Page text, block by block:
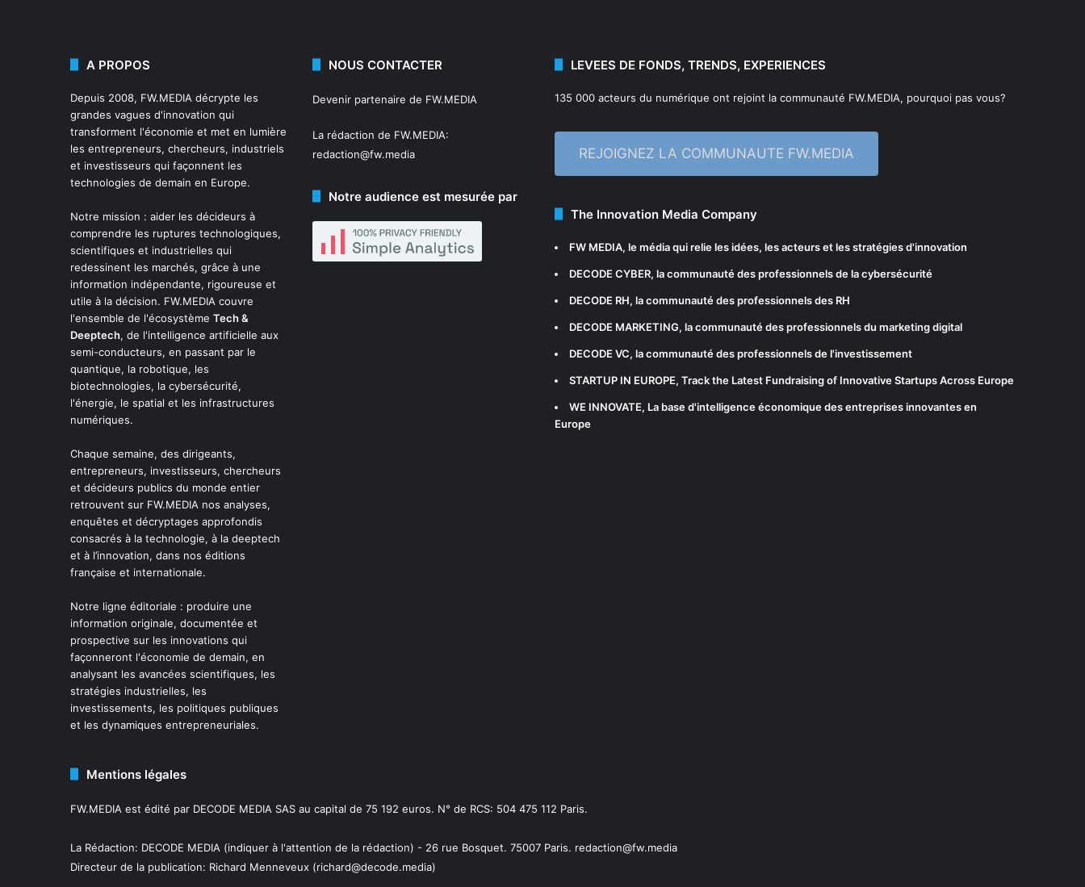
A PROPOS
Depuis 2008, FW.MEDIA décrypte les
grandes vagues d'innovation qui
transforment l'économie et met en lumière
les entrepreneurs, chercheurs, industriels
et investisseurs qui façonnent les
technologies de demain en Europe.
Notre mission : aider les décideurs à
comprendre les ruptures technologiques,
scientifiques et industrielles qui
redessinent les marchés, grâce à une
information indépendante, rigoureuse et
utile à la décision. FW.MEDIA couvre
l'ensemble de l'écosystème Tech &
Deeptech, de l'intelligence artificielle aux
semi-conducteurs, en passant par le
quantique, la robotique, les
biotechnologies, la cybersécurité,
l'énergie, le spatial et les infrastructures
numériques.
Chaque semaine, des dirigeants,
entrepreneurs, investisseurs, chercheurs
et décideurs publics du monde entier
retrouvent sur FW.MEDIA nos analyses,
enquêtes et décryptages approfondis
consacrés à la technologie, à la deeptech
et à l’innovation, dans nos éditions
française et internationale.
Notre ligne éditoriale : produire une
information originale, documentée et
prospective sur les innovations qui
façonneront l'économie de demain, en
analysant les avancées scientifiques, les
stratégies industrielles, les
investissements, les politiques publiques
et les dynamiques entrepreneuriales.
NOUS CONTACTER
Devenir partenaire de FW.MEDIA
La rédaction de FW.MEDIA:
redaction@fw.media
Notre audience est mesurée par
LEVEES DE FONDS, TRENDS, EXPERIENCES
135 000 acteurs du numérique ont rejoint la communauté FW.MEDIA, pourquoi pas vous?
REJOIGNEZ LA COMMUNAUTE FW.MEDIA
The Innovation Media Company
FW MEDIA, le média qui relie les idées, les acteurs et les stratégies d'innovation
DECODE CYBER, la communauté des professionnels de la cybersécurité
DECODE RH, la communauté des professionnels des RH
DECODE MARKETING, la communauté des professionnels du marketing digital
DECODE VC, la communauté des professionnels de l'investissement
STARTUP IN EUROPE, Track the Latest Fundraising of Innovative Startups Across Europe
WE INNOVATE, La base d'intelligence économique des entreprises innovantes en
Europe
Mentions légales
FW.MEDIA est édité par DECODE MEDIA SAS au capital de 75 192 euros. N° de RCS: 504 475 112 Paris.
La Rédaction: DECODE MEDIA (indiquer à l'attention de la rédaction) - 26 rue Bosquet. 75007 Paris. redaction@fw.media
Directeur de la publication: Richard Menneveux (richard@decode.media)